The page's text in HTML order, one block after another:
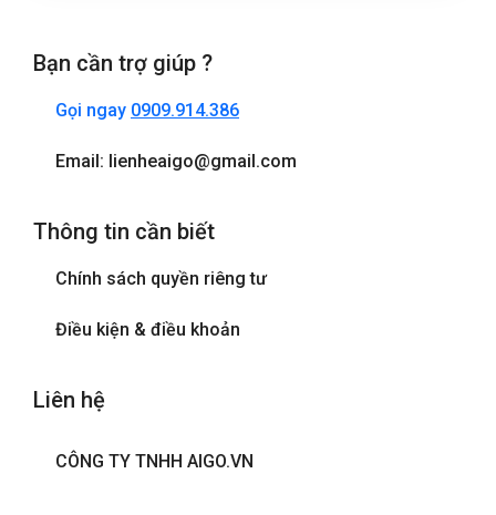
Bạn cần trợ giúp ?
Gọi ngay 0909.914.386
Email: lienheaigo@gmail.com
Thông tin cần biết
Chính sách quyền riêng tư
Điều kiện & điều khoản
Liên hệ
CÔNG TY TNHH AIGO.VN